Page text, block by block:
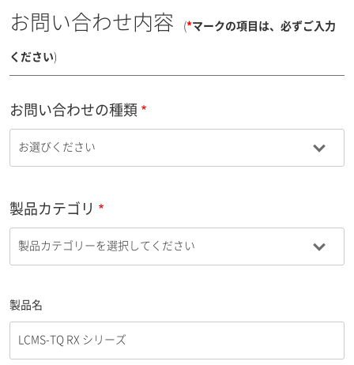
お問い合わせ内容 (*マークの項目は、必ずご入力
ください)
お問い合わせの種類
製品カテゴリ
製品名